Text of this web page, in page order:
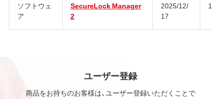
ソフトウェ
ア
SecureLock Manager
2
2025/12/
17
ユーザー登録
商品をお持ちのお客様は、ユーザー登録いただくことで